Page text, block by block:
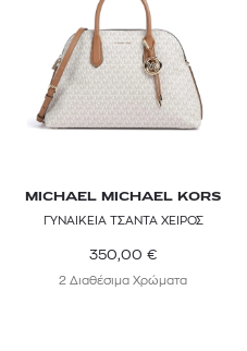
MICHAEL MICHAEL KORS
ΓΥΝΑΙΚΕΙΑ ΤΣΑΝΤΑ ΧΕΙΡΟΣ
350,00 €
2 Διαθέσιμα Χρώματα